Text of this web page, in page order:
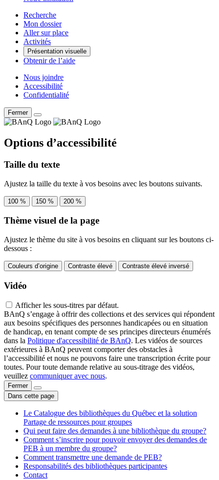
Recherche
Mon dossier
Aller sur place
Activités
Présentation visuelle
Obtenir de l’aide
Nous joindre
Accessibilité
Confidentialité
Fermer
Options d’accessibilité
Taille du texte
Ajustez la taille du texte à vos besoins avec les boutons suivants.
100 % 150 % 200 %
Thème visuel de la page
Ajustez le thème du site à vos besoins en cliquant sur les boutons ci-
dessous :
Couleurs d’origine Contraste élevé Contraste élevé inversé
Vidéo
Afficher les sous-titres par défaut.
BAnQ s’engage à offrir des collections et des services qui répondent
aux besoins spécifiques des personnes handicapées ou en situation
de handicap, en tenant compte de ses principes directeurs énumérés
dans la Politique d'accessibilité de BAnQ. Les vidéos de sources
extérieures à BAnQ peuvent comporter des obstacles à
l’accessibilité et nous ne pouvons faire une transcription écrite pour
toutes. Pour toute demande relative au sous-titrage des vidéos,
veuillez communiquer avec nous.
Fermer
Dans cette page
Le Catalogue des bibliothèques du Québec et la solution
Partage de ressources pour groupes
Qui peut faire des demandes à une bibliothèque du groupe?
Comment s’inscrire pour pouvoir envoyer des demandes de
PEB à un membre du groupe?
Comment transmettre une demande de PEB?
Responsabilités des bibliothèques participantes
Contact